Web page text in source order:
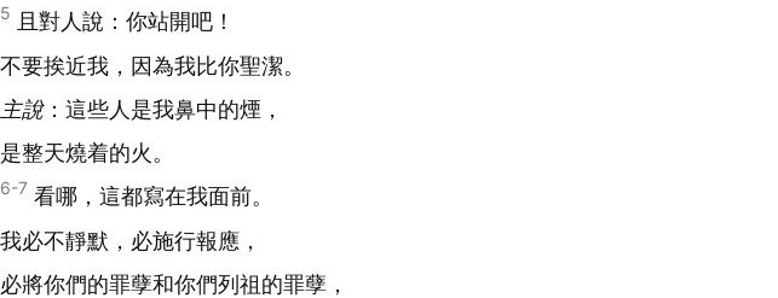
5
且對人說：你站開吧！
不要挨近我，因為我比你聖潔。
主說：這些人是我鼻中的煙，
是整天燒着的火。
6-7 看哪，這都寫在我面前。
我必不靜默，必施行報應，
必將你們的罪孽和你們列祖的罪孽，